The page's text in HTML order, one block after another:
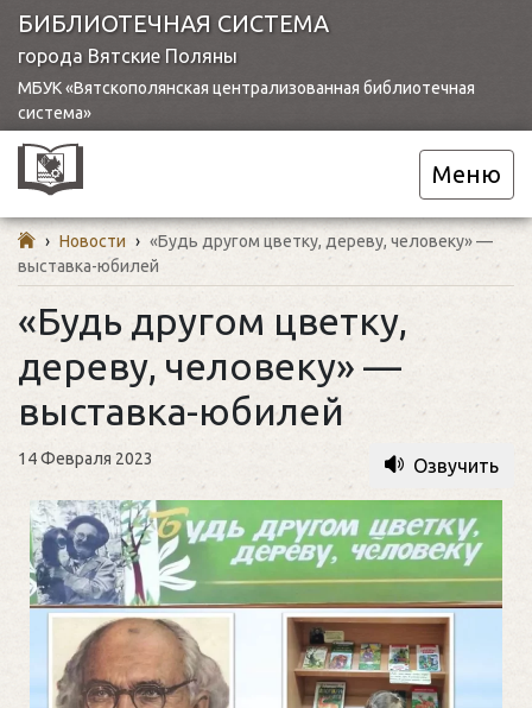
БИБЛИОТЕЧНАЯ СИСТЕМА
города Вятские Поляны
МБУК «Вятскополянская централизованная библиотечная
система»
Меню
› Новости › «Будь другом цветку, дереву, человеку» —
выставка-юбилей
«Будь другом цветку,
дереву, человеку» —
выставка-юбилей
14 Февраля 2023 Озвучить